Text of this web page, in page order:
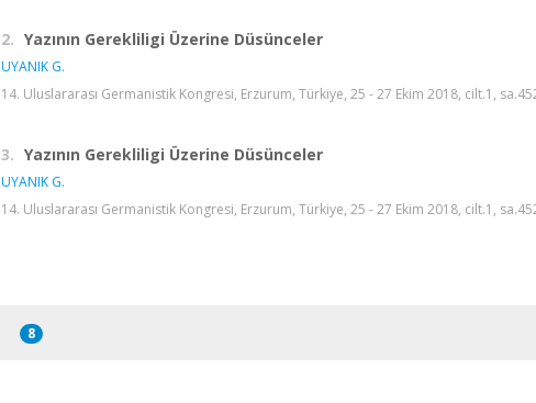
2. Yazının Gerekliligi Üzerine Düsünceler
UYANIK G.
14. Uluslararası Germanistik Kongresi, Erzurum, Türkiye, 25 - 27 Ekim 2018, cilt.1,
3. Yazının Gerekliligi Üzerine Düsünceler
UYANIK G.
14. Uluslararası Germanistik Kongresi, Erzurum, Türkiye, 25 - 27 Ekim 2018, cilt.1,
8